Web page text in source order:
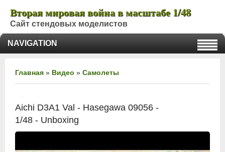
Вторая мировая война в масштабе 1/48
Сайт стендовых моделистов
NAVIGATION
Главная » Видео » Самолеты
Aichi D3A1 Val - Hasegawa 09056 -
1/48 - Unboxing